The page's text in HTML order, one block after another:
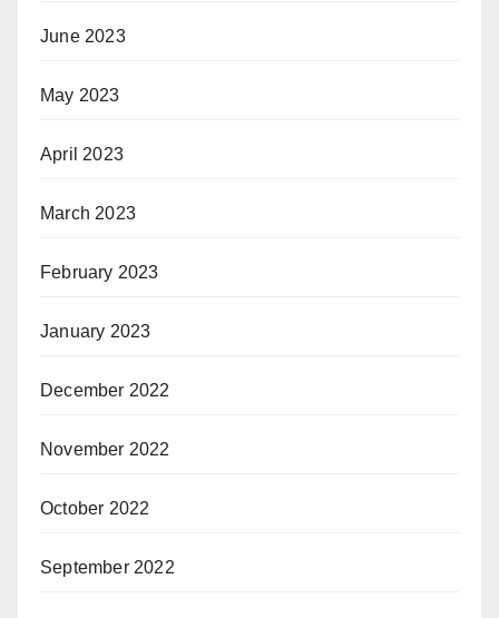
June 2023
May 2023
April 2023
March 2023
February 2023
January 2023
December 2022
November 2022
October 2022
September 2022